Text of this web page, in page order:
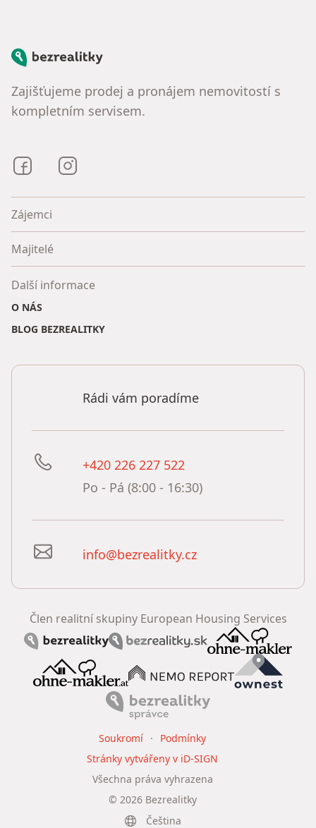
Bezrealitky
Zajišťujeme prodej a pronájem nemovitostí s
kompletním servisem.
Bezrealitky na Facebooku
Zájemci
Majitelé
Další informace
O NÁS
BLOG BEZREALITKY
Rádi vám poradíme
+420 226 227 522
Po - Pá (8:00 - 16:30)
info@bezrealitky.cz
Člen realitní skupiny European Housing Services
© 2026Bezrealitky
Všechna práva vyhrazena
Soukromí
Podmínky
Stránky vytvářeny v iD-SIGN
Čeština